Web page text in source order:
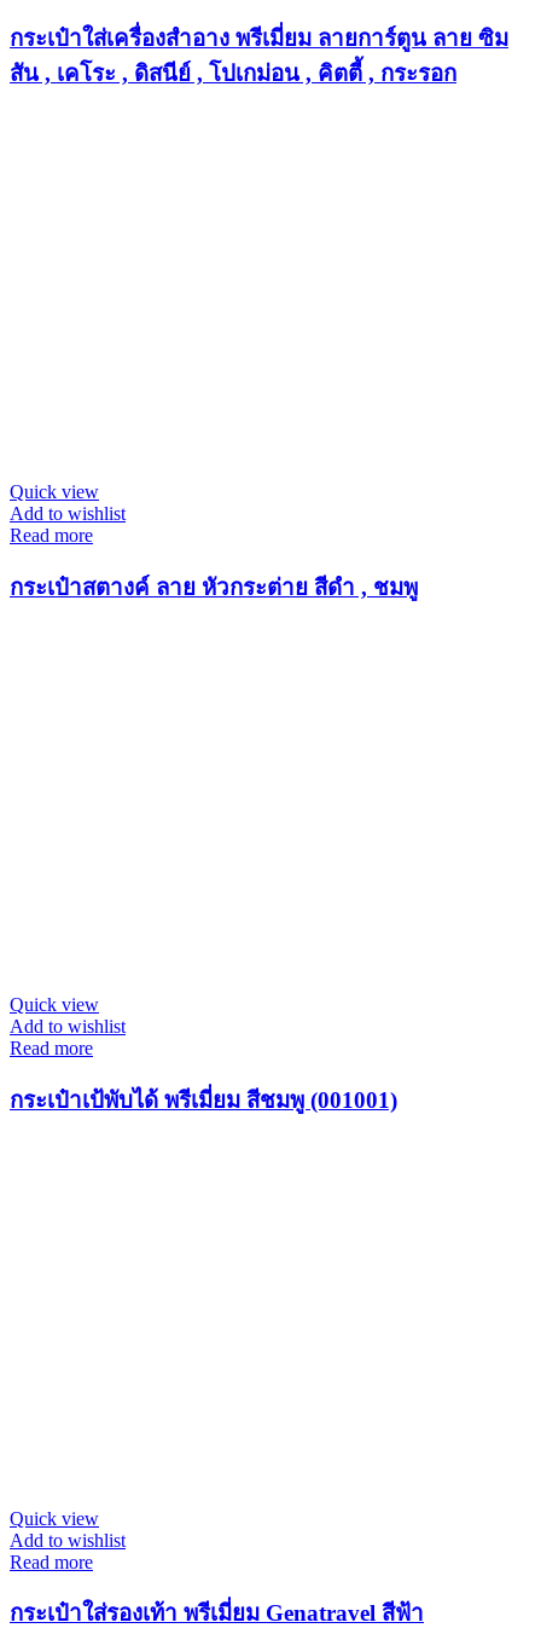
กระเป๋าใส่เครื่องสำอาง พรีเมี่ยม ลายการ์ตูน ลาย ซิม
สัน , เคโระ , ดิสนีย์ , โปเกม่อน , คิตตี้ , กระรอก
Quick view
Add to wishlist
Read more
กระเป๋าสตางค์ ลาย หัวกระต่าย สีดำ , ชมพู
Quick view
Add to wishlist
Read more
กระเป๋าเป้พับได้ พรีเมี่ยม สีชมพู (001001)
Quick view
Add to wishlist
Read more
กระเป๋าใส่รองเท้า พรีเมี่ยม Genatravel สีฟ้า